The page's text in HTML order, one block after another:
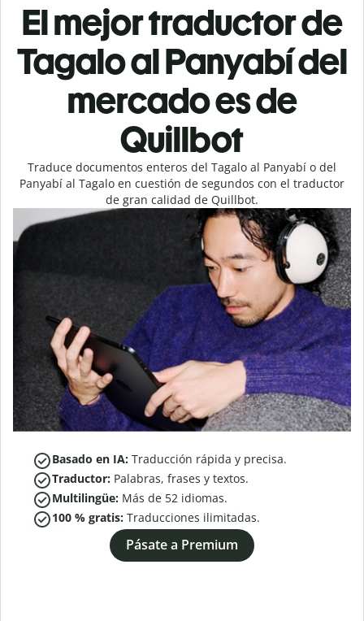
El mejor traductor de
Tagalo al Panyabí del
mercado es de
Quillbot
Traduce documentos enteros del Tagalo al Panyabí o del
Panyabí al Tagalo en cuestión de segundos con el traductor
de gran calidad de Quillbot.
Basado en IA: Traducción rápida y precisa.
Traductor: Palabras, frases y textos.
Multilingüe: Más de 52 idiomas.
100 % gratis: Traducciones ilimitadas.
Pásate a Premium